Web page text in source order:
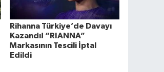
Rihanna Türkiye’de Davayı
Kazandı! “RIANNA”
Markasının Tescili İptal
Edildi